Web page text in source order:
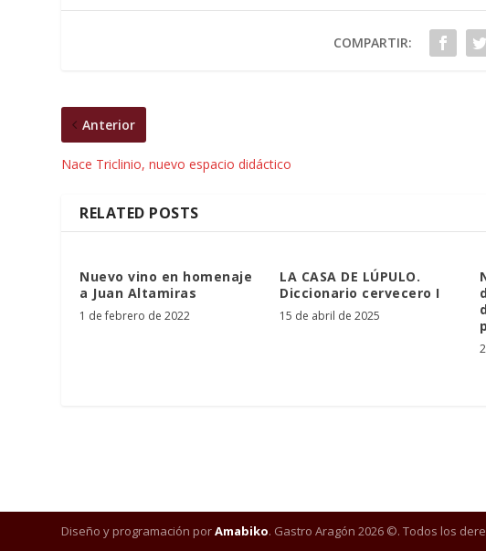
COMPARTIR:
Anterior
Nace Triclinio, nuevo espacio didáctico
RELATED POSTS
Nuevo vino en homenaje
a Juan Altamiras
1 de febrero de 2022
LA CASA DE LÚPULO.
Diccionario cervecero I
15 de abril de 2025
Diseño y programación porAmabiko. Gastro Aragón 2026 ©. Todos los